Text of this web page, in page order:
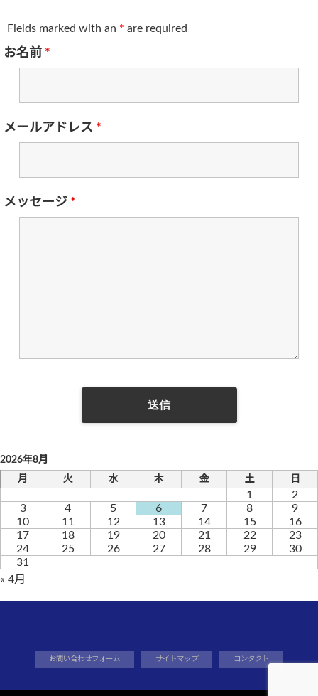
Fields marked with an * are required
お名前 *
メールアドレス *
メッセージ *
2026年8月
月
火 水 木 金 土 日
1
2
3
4 5 6 7 8
9
10
11 12 13 14 15
16
17
18 19 20 21 22
23
24
25 26 27 28 29
30
31
« 4月
お問い合わせフォーム サイトマップ コンタクト